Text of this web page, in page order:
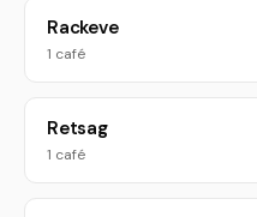
Rackeve
1 café
Retsag
1 café